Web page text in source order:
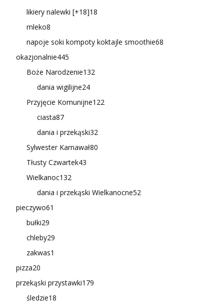
likiery nalewki [+18]18
mleko8
napoje soki kompoty koktajle smoothie68
okazjonalnie445
Boże Narodzenie132
dania wigilijne24
Przyjęcie Komunijne122
ciasta87
dania i przekąski32
Sylwester Karnawał80
Tłusty Czwartek43
Wielkanoc132
dania i przekąski Wielkanocne52
pieczywo61
bułki29
chleby29
zakwas1
pizza20
przekąski przystawki179
śledzie18